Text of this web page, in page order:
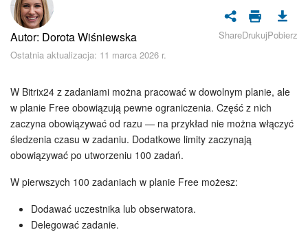
Bezpieczeństwo w Bitrix24
Rejestracja i autoryzacja
Zadania i projekty
CRM
Dysk
Kalendarz
Autor: Dorota Wiśniewska
Ostatnia aktualizacja: 11 marca 2026 r.
ShareDrukujPobierz
W Bitrix24 z zadaniami można pracować w dowolnym planie, ale
w planie Free obowiązują pewne ograniczenia. Część z nich
zaczyna obowiązywać od razu — na przykład nie można włączyć
śledzenia czasu w zadaniu. Dodatkowe limity zaczynają
obowiązywać po utworzeniu 100 zadań.
W pierwszych 100 zadaniach w planie Free możesz:
Dodawać uczestnika lub obserwatora.
Delegować zadanie.